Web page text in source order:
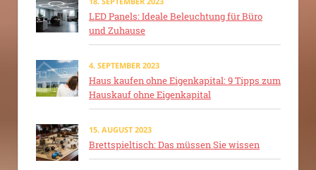
LED Panels: Ideale Beleuchtung für Büro
und Zuhause
4. SEPTEMBER 2023
Haus kaufen ohne Eigenkapital: 9 Tipps zum
Hauskauf ohne Eigenkapital
15. AUGUST 2023
Brettspieltisch: Das müssen Sie wissen